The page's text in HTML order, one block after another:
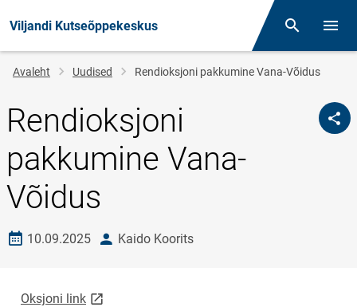
Viljandi Kutseõppekeskus Otsing
Jälglink
Avaleht Uudised Rendioksjoni pakkumine Vana-Võidus
Rendioksjoni
pakkumine Vana-
Võidus
Loomise kuupäev
10.09.2025 autorKaido Koorits
Oksjoni linklink opens on new page